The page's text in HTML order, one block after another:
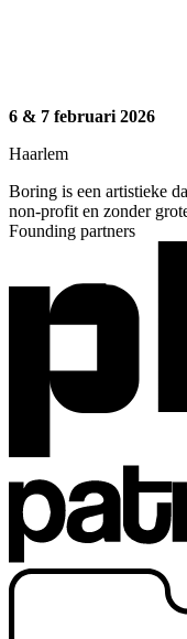
6 & 7 februari 2026
Haarlem
Boring is een artistieke
non-profit en zonder
Founding partners